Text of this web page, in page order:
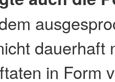
dauerhaft
in Form